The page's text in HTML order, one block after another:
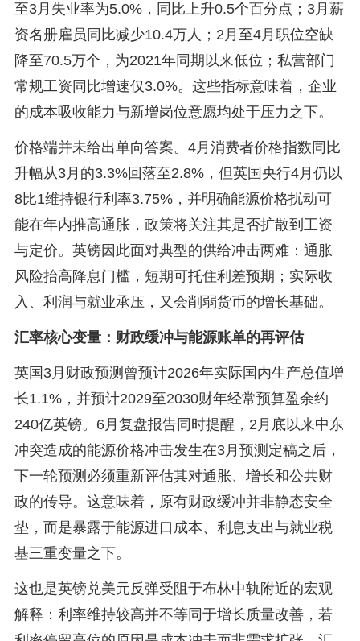
至3月失业率为5.0%，同比上升0.5个百分点；3月薪
资名册雇员同比减少10.4万人；2月至4月职位空缺
降至70.5万个，为2021年同期以来低位；私营部门
常规工资同比增速仅3.0%。这些指标意味着，企业
的成本吸收能力与新增岗位意愿均处于压力之下。
价格端并未给出单向答案。4月消费者价格指数同比
升幅从3月的3.3%回落至2.8%，但英国央行4月仍以
8比1维持银行利率3.75%，并明确能源价格扰动可
能在年内推高通胀，政策将关注其是否扩散到工资
与定价。英镑因此面对典型的供给冲击两难：通胀
风险抬高降息门槛，短期可托住利差预期；实际收
入、利润与就业承压，又会削弱货币的增长基础。
汇率核心变量：财政缓冲与能源账单的再评估
英国3月财政预测曾预计2026年实际国内生产总值增
长1.1%，并预计2029至2030财年经常预算盈余约
240亿英镑。6月复盘报告同时提醒，2月底以来中东
冲突造成的能源价格冲击发生在3月预测定稿之后，
下一轮预测必须重新评估其对通胀、增长和公共财
政的传导。这意味着，原有财政缓冲并非静态安全
垫，而是暴露于能源进口成本、利息支出与就业税
基三重变量之下。
这也是英镑兑美元反弹受阻于布林中轨附近的宏观
解释：利率维持较高并不等同于增长质量改善，若